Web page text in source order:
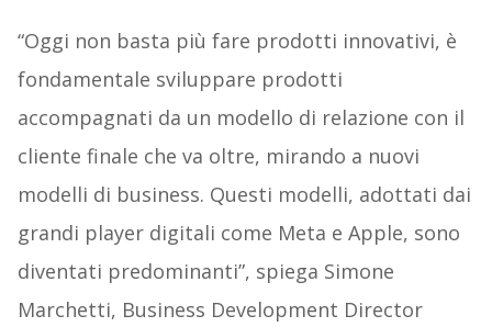
“Oggi non basta più fare prodotti innovativi, è
fondamentale sviluppare prodotti
accompagnati da un modello di relazione con il
cliente finale che va oltre, mirando a nuovi
modelli di business. Questi modelli, adottati dai
grandi player digitali come Meta e Apple, sono
diventati predominanti”, spiega Simone
Marchetti, Business Development Director